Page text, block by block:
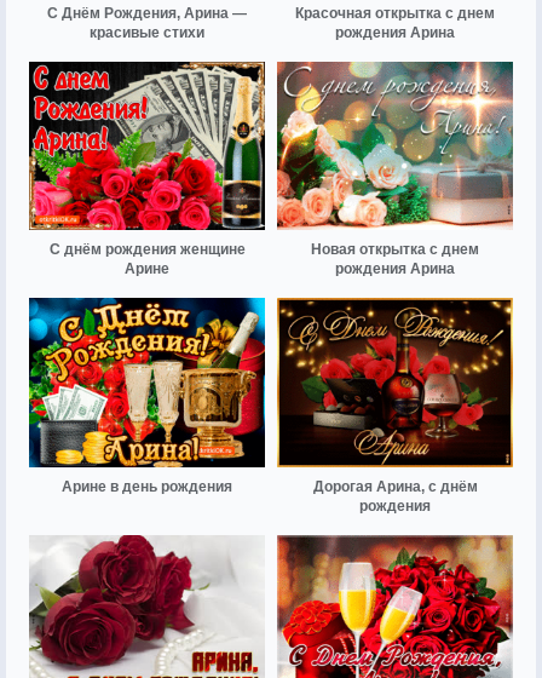
С Днём Рождения, Арина —
красивые стихи
Красочная открытка с днем
рождения Арина
С днём рождения женщине
Арине
Новая открытка с днем
рождения Арина
Арине в день рождения
Дорогая Арина, с днём
рождения